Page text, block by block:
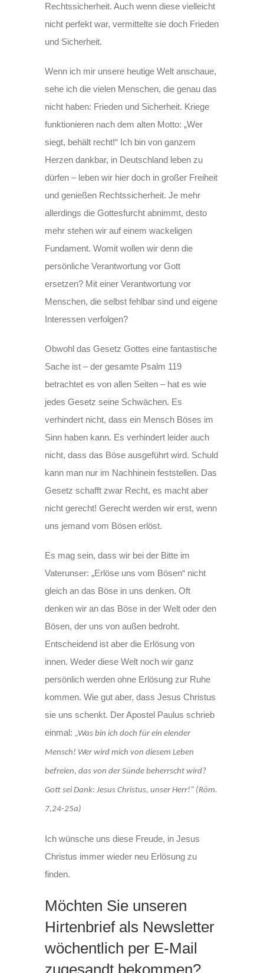
Rechtssicherheit. Auch wenn diese vielleicht
nicht perfekt war, vermittelte sie doch Frieden
und Sicherheit.
Wenn ich mir unsere heutige Welt anschaue,
sehe ich die vielen Menschen, die genau das
nicht haben: Frieden und Sicherheit. Kriege
funktionieren nach dem alten Motto: „Wer
siegt, behält recht!“ Ich bin von ganzem
Herzen dankbar, in Deutschland leben zu
dürfen – leben wir hier doch in großer Freiheit
und genießen Rechtssicherheit. Je mehr
allerdings die Gottesfurcht abnimmt, desto
mehr stehen wir auf einem wackeligen
Fundament. Womit wollen wir denn die
persönliche Verantwortung vor Gott
ersetzen? Mit einer Verantwortung vor
Menschen, die selbst fehlbar sind und eigene
Interessen verfolgen?
Obwohl das Gesetz Gottes eine fantastische
Sache ist – der gesamte Psalm 119
betrachtet es von allen Seiten – hat es wie
jedes Gesetz seine Schwächen. Es
verhindert nicht, dass ein Mensch Böses im
Sinn haben kann. Es verhindert leider auch
nicht, dass das Böse ausgeführt wird. Schuld
kann man nur im Nachhinein feststellen. Das
Gesetz schafft zwar Recht, es macht aber
nicht gerecht! Gerecht werden wir erst, wenn
uns jemand vom Bösen erlöst.
Es mag sein, dass wir bei der Bitte im
Vaterunser: „Erlöse uns vom Bösen“ nicht
gleich an das Böse in uns denken. Oft
denken wir an das Böse in der Welt oder den
Bösen, der uns von außen bedroht.
Entscheidend ist aber die Erlösung von
innen. Weder diese Welt noch wir ganz
persönlich werden ohne Erlösung zur Ruhe
kommen. Wie gut aber, dass Jesus Christus
sie uns schenkt. Der Apostel Paulus schrieb
einmal: „Was bin ich doch für ein elender
Mensch! Wer wird mich von diesem Leben
befreien, das von der Sünde beherrscht wird?
Gott sei Dank: Jesus Christus, unser Herr!“ (Röm.
7,24-25a)
Ich wünsche uns diese Freude, in Jesus
Christus immer wieder neu Erlösung zu
finden.
Möchten Sie unseren
Hirtenbrief als Newsletter
wöchentlich per E-Mail
zugesandt bekommen?